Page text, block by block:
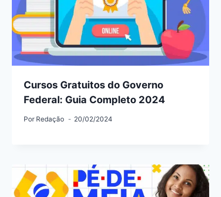
Cursos Gratuitos do Governo
Federal: Guia Completo 2024
Por Redação 20/02/2024